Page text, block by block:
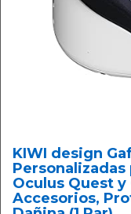
KIWI design
Personalizadas
Oculus Quest y
Accesorios,